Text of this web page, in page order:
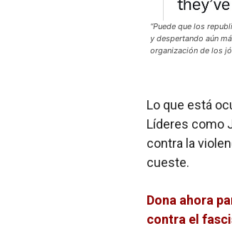
“Puede que los
y despertando aún
organización de los
Lo que está
Líderes como
contra la
cueste.
Dona ahora
contra el